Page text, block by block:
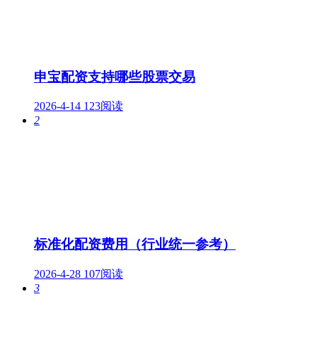
申宝配资支持哪些股票交易
2026-4-14 123阅读
2
标准化配资费用（行业统一参考）
2026-4-28 107阅读
3